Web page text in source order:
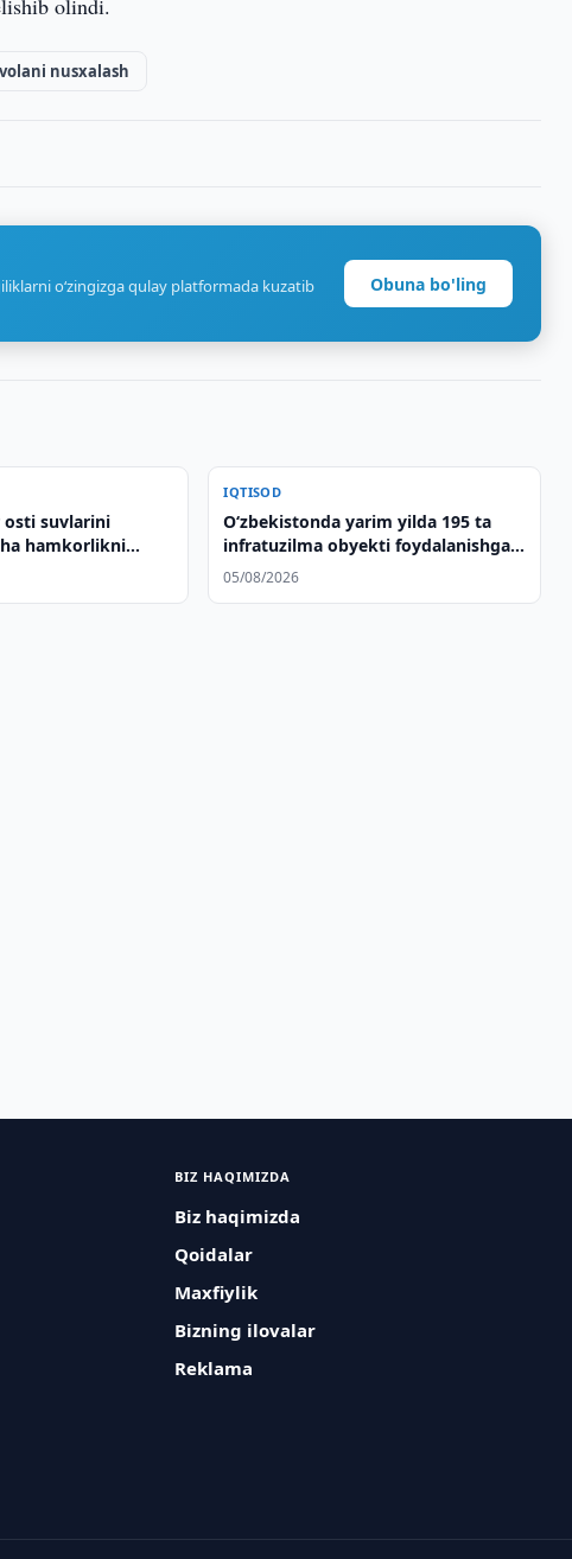
olindi.
nusxalash
o‘zingizga qulay platformada kuzatib
Obuna bo'ling
osti suvlarini
hamkorlikni
IQTISOD
O‘zbekistonda yarim yilda 195 ta
infratuzilma obyekti foydalanishga
topshirildi
05/08/2026
BIZ HAQIMIZDA
Biz haqimizda
Qoidalar
Maxfiylik
Bizning ilovalar
Reklama